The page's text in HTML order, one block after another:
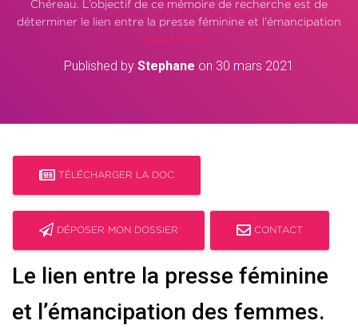
Chéreau. L’objectif de ce mémoire de recherche est de
déterminer le lien entre la presse féminine et l’émancipation
Read more…
Published by Stephane on 30 mars 2021
TÉLÉCHARGER LA DOC
DÉPOSER MON DOSSIER CONTACT
Le lien entre la presse féminine
et l’émancipation des femmes.